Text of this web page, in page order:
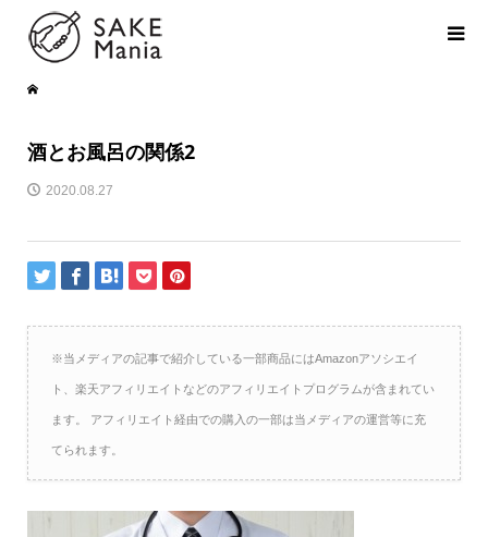
酒とお風呂の関係2
2020.08.27
※当メディアの記事で紹介している一部商品にはAmazonアソシエイ
ト、楽天アフィリエイトなどのアフィリエイトプログラムが含まれてい
ます。 アフィリエイト経由での購入の一部は当メディアの運営等に充
てられます。